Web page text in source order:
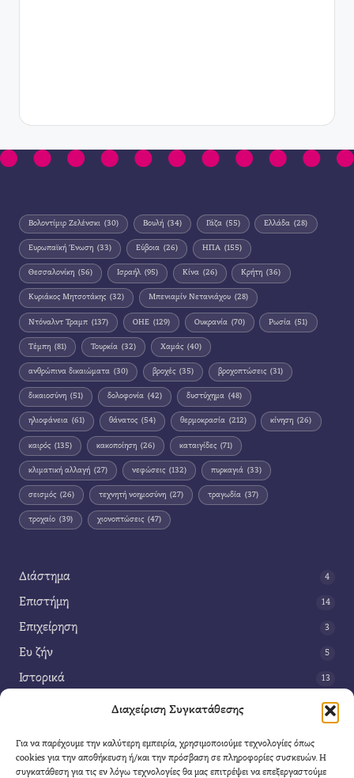
Διαχείριση Συγκατάθεσης
Για να παρέχουμε την καλύτερη εμπειρία, χρησιμοποιούμε τεχνολογίες όπως
cookies για την αποθήκευση ή/και την πρόσβαση σε πληροφορίες συσκευών. Η
συγκατάθεση για τις εν λόγω τεχνολογίες θα μας επιτρέψει να επεξεργαστούμε
Βολοντίμιρ Ζελένσκι (30) Βουλή (34) Γάζα (55) Ελλάδα (28)
Ευρωπαϊκή Ένωση (33) Εύβοια (26) ΗΠΑ (155)
Θεσσαλονίκη (56) Ισραήλ (95) Κίνα (26) Κρήτη (36)
Κυριάκος Μητσοτάκης (32) Μπενιαμίν Νετανιάχου (28)
Ντόναλντ Τραμπ (137) ΟΗΕ (129) Ουκρανία (70) Ρωσία (51)
Τέμπη (81) Τουρκία (32) Χαμάς (40)
ανθρώπινα δικαιώματα (30) βροχές (35) βροχοπτώσεις (31)
δικαιοσύνη (51) δολοφονία (42) δυστύχημα (48)
ηλιοφάνεια (61) θάνατος (54) θερμοκρασία (212) κίνηση (26)
καιρός (135) κακοποίηση (26) καταιγίδες (71)
κλιματική αλλαγή (27) νεφώσεις (132) πυρκαγιά (33)
σεισμός (26) τεχνητή νοημοσύνη (27) τραγωδία (37)
τροχαίο (39) χιονοπτώσεις (47)
Διάστημα 4
Επιστήμη 14
Επιχείρηση 3
Ευ ζήν 5
Ιστορικά 13
42
Τέχνη 3